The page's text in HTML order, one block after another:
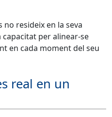
no resideix en la seva
per alinear-se
en cada moment del seu
real en un